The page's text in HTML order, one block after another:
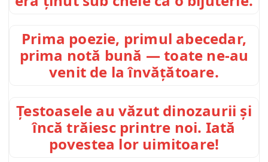
Prima poezie, primul abecedar,
prima notă bună — toate ne-au
venit de la învățătoare.
Țestoasele au văzut dinozaurii și
încă trăiesc printre noi. Iată
povestea lor uimitoare!